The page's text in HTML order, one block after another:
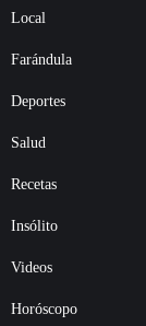
Local
Farándula
Deportes
Salud
Recetas
Insólito
Videos
Horóscopo